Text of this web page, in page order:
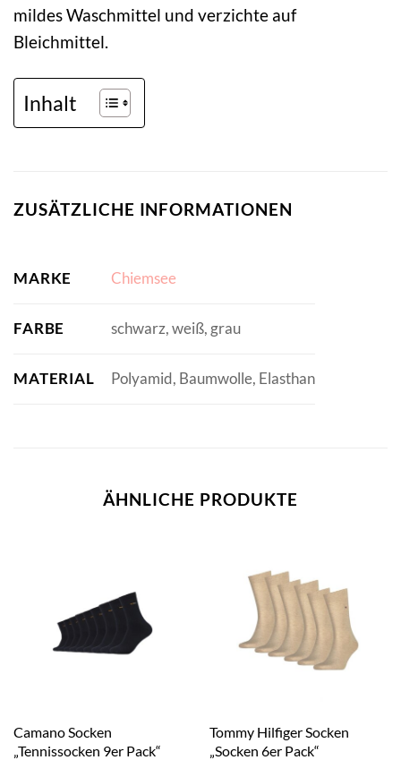
mildes Waschmittel und verzichte auf
Bleichmittel.
Inhalt
ZUSÄTZLICHE INFORMATIONEN
MARKE Chiemsee
FARBE schwarz, weiß, grau
MATERIAL Polyamid, Baumwolle, Elasthan
ÄHNLICHE PRODUKTE
Camano Socken
„Tennissocken 9er Pack“
Tommy Hilfiger Socken
„Socken 6er Pack“